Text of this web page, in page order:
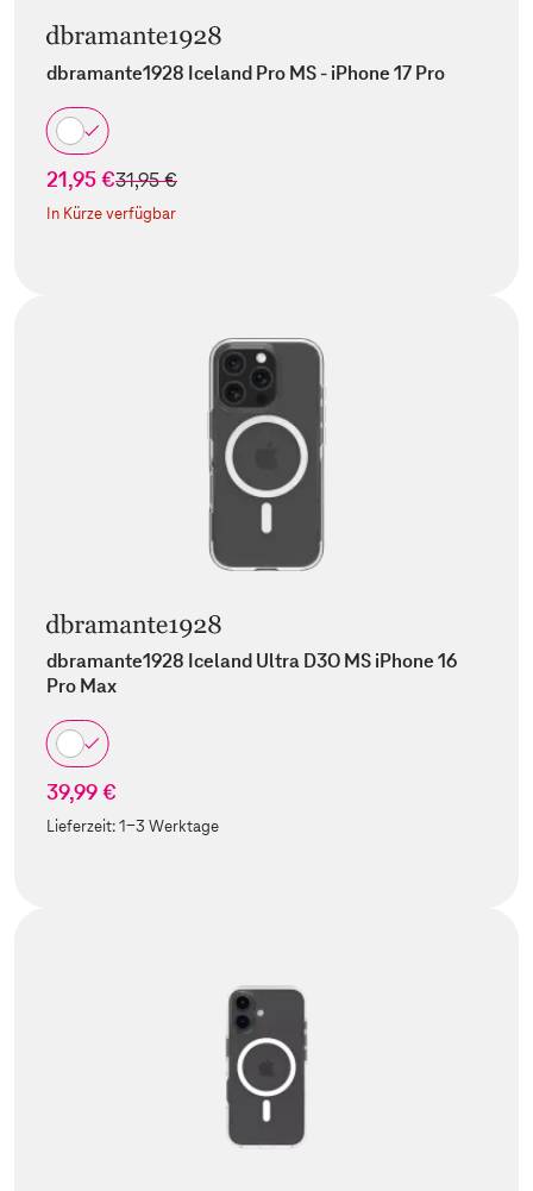
dbramante1928 Iceland Pro MS - iPhone 17 Pro
21,95 €statt
31,95 €
In Kürze verfügbar
dbramante1928 Iceland Ultra D3O MS iPhone 16
Pro Max
39,99 €
Lieferzeit:1-3 Werktage